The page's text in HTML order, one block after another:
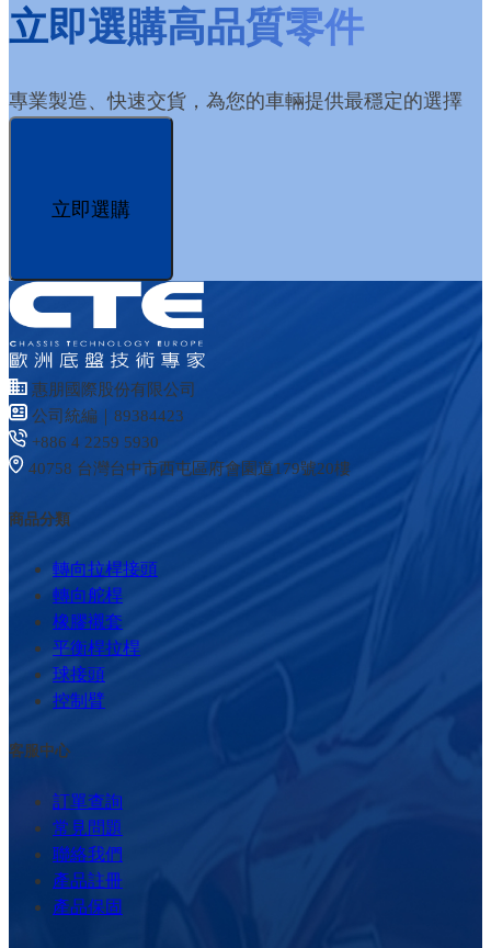
立即選購高品質零件
專業製造、快速交貨，為您的車輛提供最穩定的選擇
立即選購
惠朋國際股份有限公司
公司統編｜89384423
+886 4 2259 5930
40758 台灣台中市西屯區府會園道179號20樓
商品分類
轉向拉桿接頭
轉向舵桿
橡膠襯套
平衡桿拉桿
球接頭
控制臂
客服中心
訂單查詢
常見問題
聯絡我們
產品註冊
產品保固